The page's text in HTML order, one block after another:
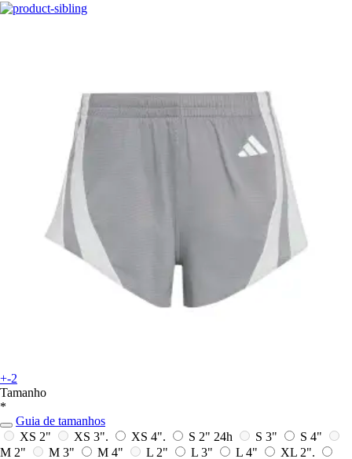
+-2
Tamanho
*
Guia de tamanhos
XS 2"
XS 3". XS 4". S 2" 24h S 3"
S 4"
M 2"
M 3" M 4" L 2" L 3" L 4" XL 2".